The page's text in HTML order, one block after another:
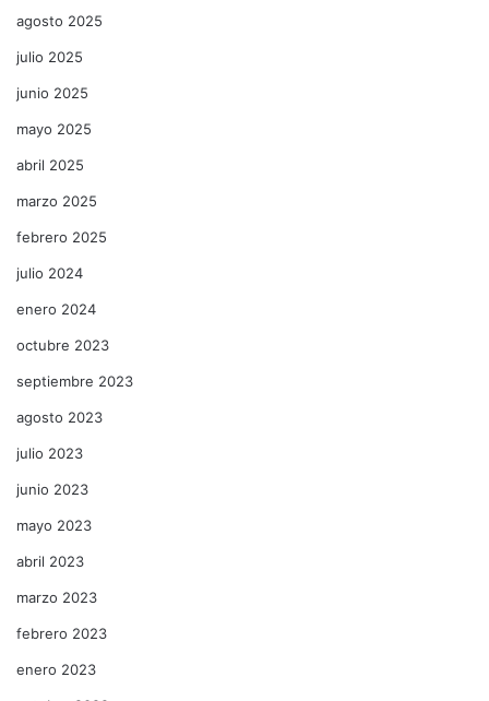
agosto 2025
julio 2025
junio 2025
mayo 2025
abril 2025
marzo 2025
febrero 2025
julio 2024
enero 2024
octubre 2023
septiembre 2023
agosto 2023
julio 2023
junio 2023
mayo 2023
abril 2023
marzo 2023
febrero 2023
enero 2023